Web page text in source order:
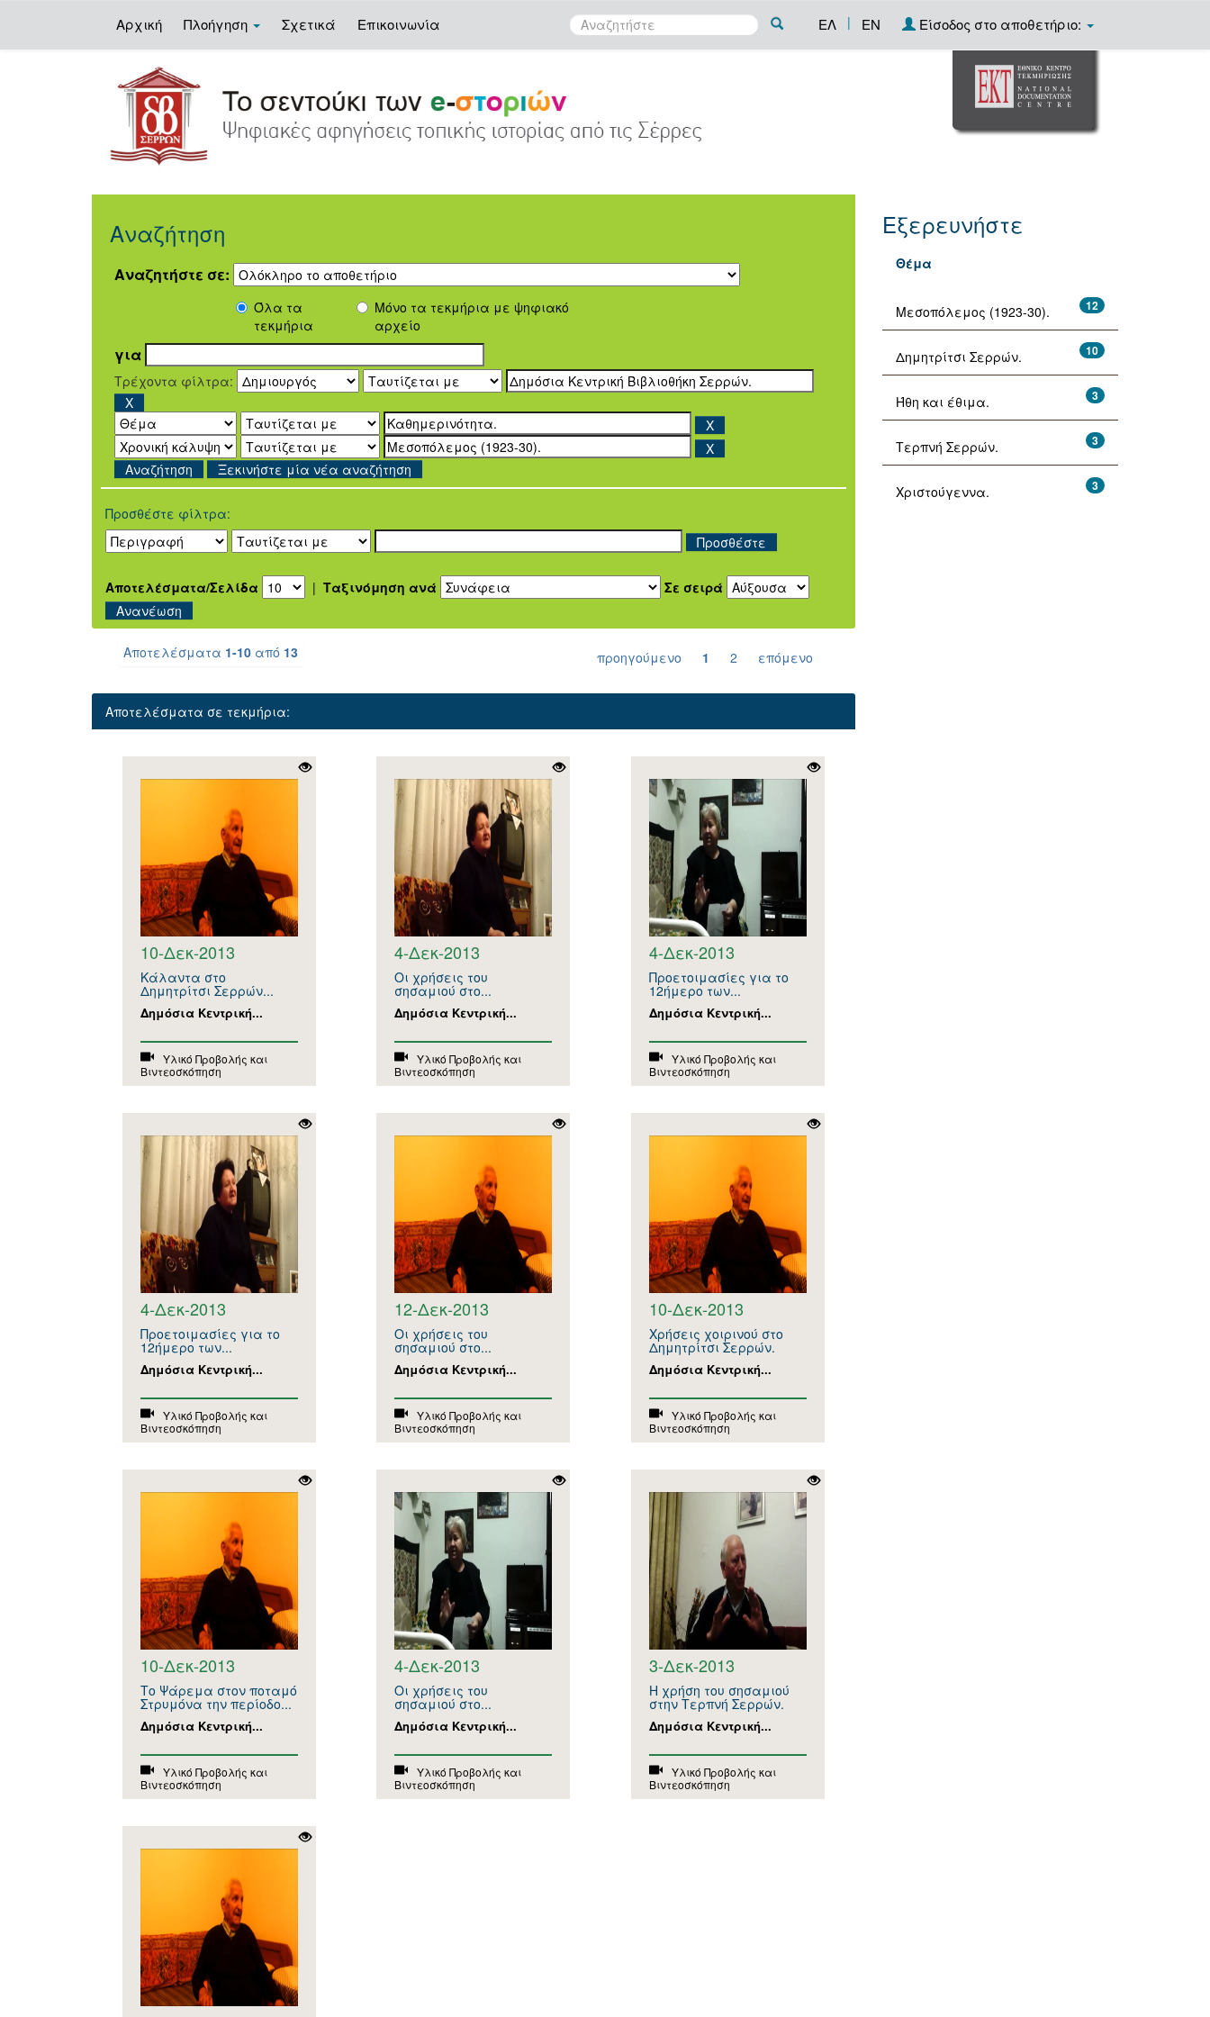
Αρχική Πλοήγηση Σχετικά Επικοινωνία ΕΛ | EN Είσοδος στο αποθετήριο:
Αναζήτηση
Αναζητήστε σε:
Όλα τα
τεκμήρια
Μόνο τα τεκμήρια με ψηφιακό
αρχείο
για
Τρέχοντα φίλτρα:
Ξεκινήστε μία νέα αναζήτηση
Προσθέστε φίλτρα:
Αποτελέσματα/Σελίδα | Ταξινόμηση ανά Σε σειρά
Αποτελέσματα 1-10 από 13 προηγούμενο 1 2 επόμενο
Αποτελέσματα σε τεκμήρια:
10-Δεκ-2013
Κάλαντα στο
Δημητρίτσι Σερρών...
Δημόσια Κεντρική...
Υλικό Προβολής και
Βιντεοσκόπηση
4-Δεκ-2013
Οι χρήσεις του
σησαμιού στο...
Δημόσια Κεντρική...
Υλικό Προβολής και
Βιντεοσκόπηση
4-Δεκ-2013
Προετοιμασίες για το
12ήμερο των...
Δημόσια Κεντρική...
Υλικό Προβολής και
Βιντεοσκόπηση
4-Δεκ-2013
Προετοιμασίες για το
12ήμερο των...
Δημόσια Κεντρική...
Υλικό Προβολής και
Βιντεοσκόπηση
12-Δεκ-2013
Οι χρήσεις του
σησαμιού στο...
Δημόσια Κεντρική...
Υλικό Προβολής και
Βιντεοσκόπηση
10-Δεκ-2013
Χρήσεις χοιρινού στο
Δημητρίτσι Σερρών.
Δημόσια Κεντρική...
Υλικό Προβολής και
Βιντεοσκόπηση
10-Δεκ-2013
Το Ψάρεμα στον ποταμό
Στρυμόνα την περίοδο...
Δημόσια Κεντρική...
Υλικό Προβολής και
Βιντεοσκόπηση
4-Δεκ-2013
Οι χρήσεις του
σησαμιού στο...
Δημόσια Κεντρική...
Υλικό Προβολής και
Βιντεοσκόπηση
3-Δεκ-2013
Η χρήση του σησαμιού
στην Τερπνή Σερρών.
Δημόσια Κεντρική...
Υλικό Προβολής και
Βιντεοσκόπηση
Εξερευνήστε
Θέμα
12
Μεσοπόλεμος (1923-30).
10
Δημητρίτσι Σερρών.
3
Ήθη και έθιμα.
3
Τερπνή Σερρών.
3
Χριστούγεννα.